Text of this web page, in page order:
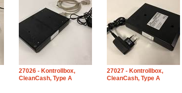
27026 - Kontrollbox,
CleanCash, Type A
27027 - Kontrollbox,
CleanCash, Type A